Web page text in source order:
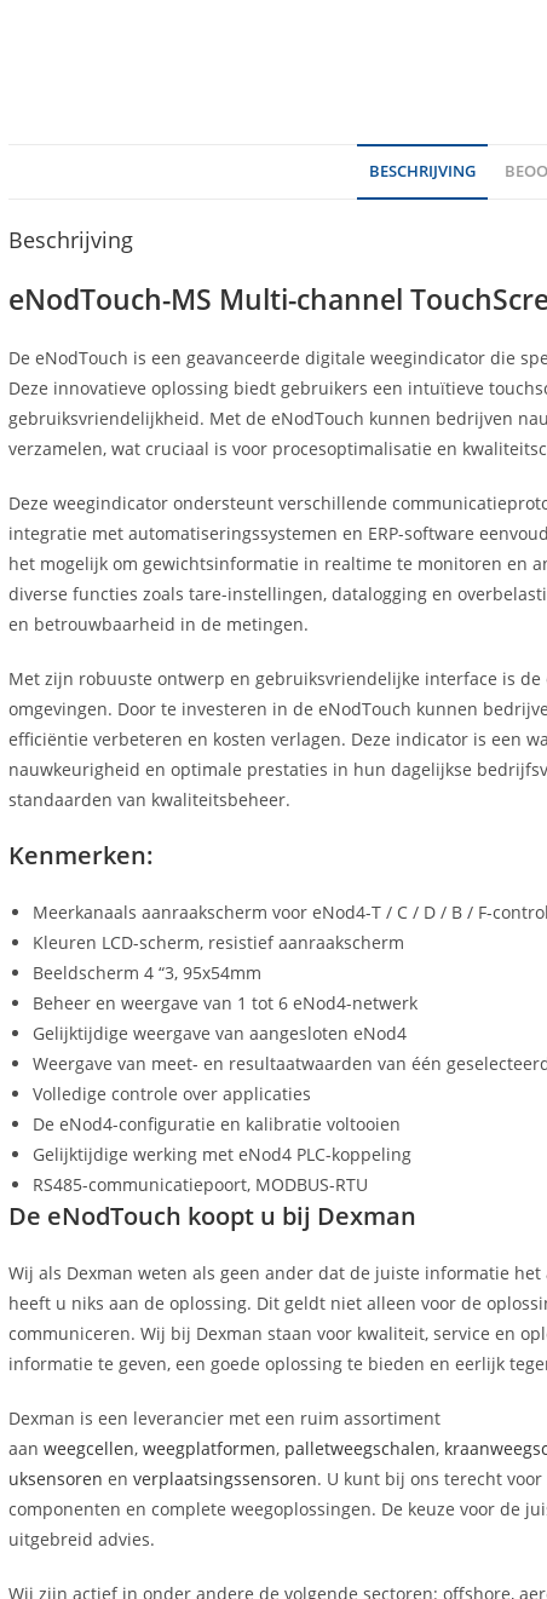
BESCHRIJVING
Beschrijving
eNodTouch-MS Multi-channel
De eNodTouch is een geavanceerde digitale weegindicator die
Deze innovatieve oplossing biedt gebruikers een intuïtieve
gebruiksvriendelijkheid. Met de eNodTouch kunnen bedrijven
verzamelen, wat cruciaal is voor procesoptimalisatie en
Deze weegindicator ondersteunt verschillende
integratie met automatiseringssystemen en ERP-software
het mogelijk om gewichtsinformatie in realtime te monitoren en
diverse functies zoals tare-instellingen, datalogging en
en betrouwbaarheid in de metingen.
Met zijn robuuste ontwerp en gebruiksvriendelijke interface is
omgevingen. Door te investeren in de eNodTouch kunnen
efficiëntie verbeteren en kosten verlagen. Deze indicator is een
nauwkeurigheid en optimale prestaties in hun dagelijkse
standaarden van kwaliteitsbeheer.
Kenmerken:
Meerkanaals aanraakscherm voor eNod4-T / C / D / B / F-
Kleuren LCD-scherm, resistief aanraakscherm
Beeldscherm 4 “3, 95x54mm
Beheer en weergave van 1 tot 6 eNod4-netwerk
Gelijktijdige weergave van aangesloten eNod4
Weergave van meet- en resultaatwaarden van één
Volledige controle over applicaties
De eNod4-configuratie en kalibratie voltooien
Gelijktijdige werking met eNod4 PLC-koppeling
RS485-communicatiepoort, MODBUS-RTU
De eNodTouch koopt u bij Dexman
Wij als Dexman weten als geen ander dat de juiste informatie
heeft u niks aan de oplossing. Dit geldt niet alleen voor de
communiceren. Wij bij Dexman staan voor kwaliteit, service en
informatie te geven, een goede oplossing te bieden en eerlijk
Dexman is een leverancier met een ruim assortiment
aan weegcellen, weegplatformen, palletweegschalen,
uksensoren en verplaatsingssensoren. U kunt bij ons terecht
componenten en complete weegoplossingen. De keuze voor de
uitgebreid advies.
Wij zijn actief in onder andere de volgende sectoren: offshore,